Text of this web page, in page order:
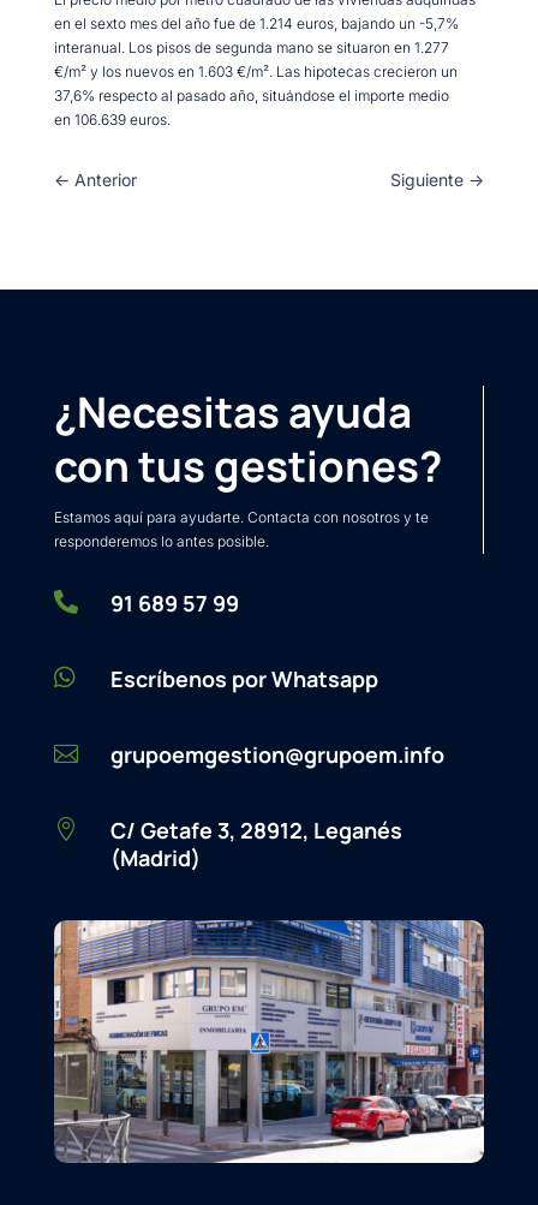
en el sexto mes del año fue de 1.214 euros, bajando un -5,7%
interanual. Los pisos de segunda mano se situaron en 1.277
€/m² y los nuevos en 1.603 €/m². Las hipotecas crecieron un
37,6% respecto al pasado año, situándose el importe medio
en 106.639 euros.
← Anterior Siguiente →
¿Necesitas ayuda
con tus gestiones?
Estamos aquí para ayudarte. Contacta con nosotros y te
responderemos lo antes posible.
 91 689 57 99
 Escríbenos por Whatsapp
 grupoemgestion@grupoem.info

C/ Getafe 3, 28912, Leganés
(Madrid)